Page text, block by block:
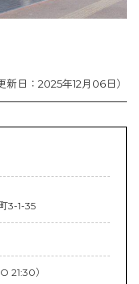
日：2025年12月06日）
3-1-35
21:30）